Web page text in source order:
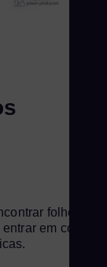
folhetos,
em contato